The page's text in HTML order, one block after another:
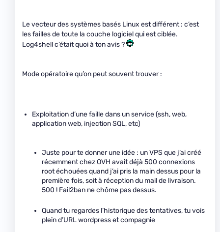
Le vecteur des systèmes basés Linux est différent : c’est
les failles de toute la couche logiciel qui est ciblée.
Log4shell c’était quoi à ton avis ?
Mode opératoire qu’on peut souvent trouver :
Exploitation d’une faille dans un service (ssh, web,
application web, injection SQL, etc)
Juste pour te donner une idée : un VPS que j’ai créé
récemment chez OVH avait déjà 500 connexions
root échouées quand j’ai pris la main dessus pour la
première fois, soit à réception du mail de livraison.
500 ! Fail2ban ne chôme pas dessus.
Quand tu regardes l’historique des tentatives, tu vois
plein d’URL wordpress et compagnie